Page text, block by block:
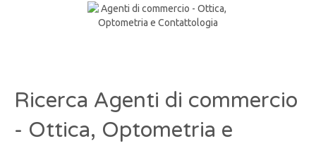
Ricerca Agenti di commercio
- Ottica, Optometria e